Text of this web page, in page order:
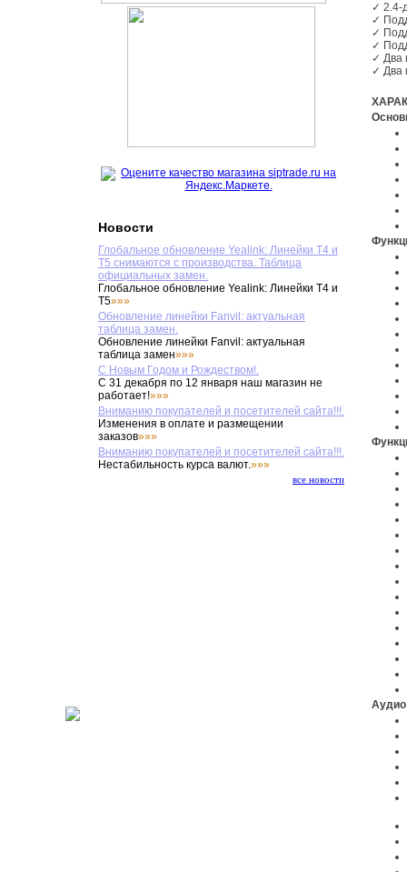
Новости
Глобальное обновление Yealink: Линейки T4 и
T5 снимаются с производства. Таблица
официальных замен.
Глобальное обновление Yealink: Линейки T4 и
T5»»»
Обновление линейки Fanvil: актуальная
таблица замен.
Обновление линейки Fanvil: актуальная
таблица замен»»»
С Новым Годом и Рождеством!.
С 31 декабря по 12 января наш магазин не
работает!»»»
Вниманию покупателей и посетителей сайта!!!.
Изменения в оплате и размещении
заказов»»»
Вниманию покупателей и посетителей сайта!!!.
Нестабильность курса валют.»»»
все новости
✓
✓
✓
✓
✓ Два
✓ Два
Аудио